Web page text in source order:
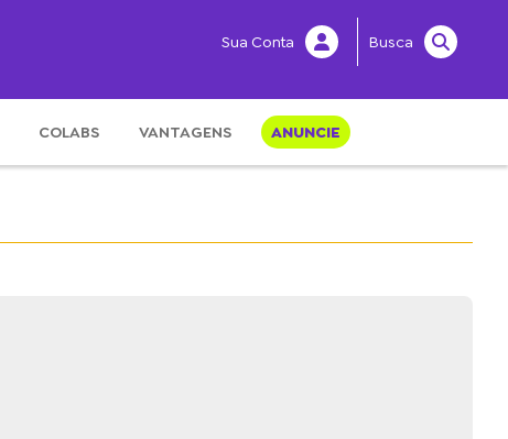
Busca
Sua Conta
COLABS VANTAGENS ANUNCIE